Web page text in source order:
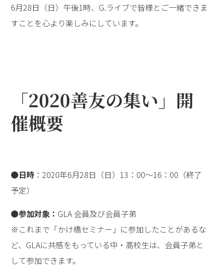
6月28日（日）午後1時、G.ライブで皆様とご一緒できま
すことを心より楽しみにしています。
「2020善友の集い」開
催概要
●日時 ：2020年6月28日（日）13：00～16：00（終了
予定）
●参加対象： GLA 会員及び会員子弟
※これまで「かけ橋セミナー」に参加したことがあるな
ど、GLAに共感をもっている中・高校生は、会員子弟と
して参加できます。